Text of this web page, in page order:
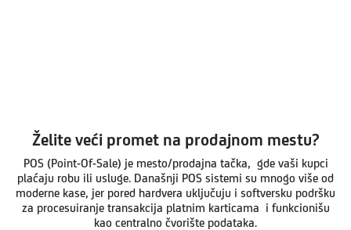
Želite veći promet na prodajnom mestu?
POS (Point-Of-Sale) je mesto/prodajna tačka, gde vaši kupci
plaćaju robu ili usluge. Današnji POS sistemi su mnogo više od
moderne kase, jer pored hardvera uključuju i softversku podršku
za procesuiranje transakcija platnim karticama i funkcionišu
kao centralno čvorište podataka.